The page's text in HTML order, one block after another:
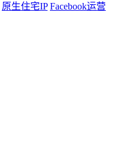
原生住宅IP Facebook运营